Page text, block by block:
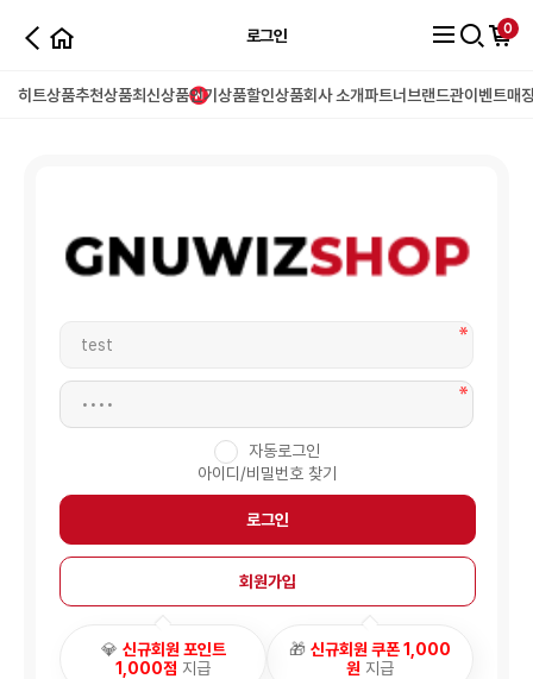
로그인
히트상품추천상품최신상품인기상품할인상품회사 소개파트너 브랜드관이벤트매
0
자동로그인
아이디/비밀번호 찾기
로그인
회원가입
💎 신규회원 포인트
1,000점 지급
🎁 신규회원 쿠폰 1,000
원 지급